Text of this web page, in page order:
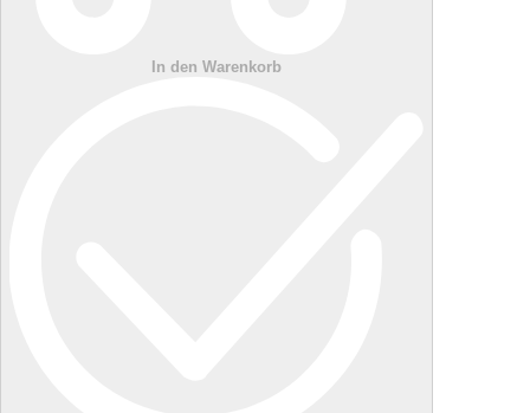
In den Warenkorb